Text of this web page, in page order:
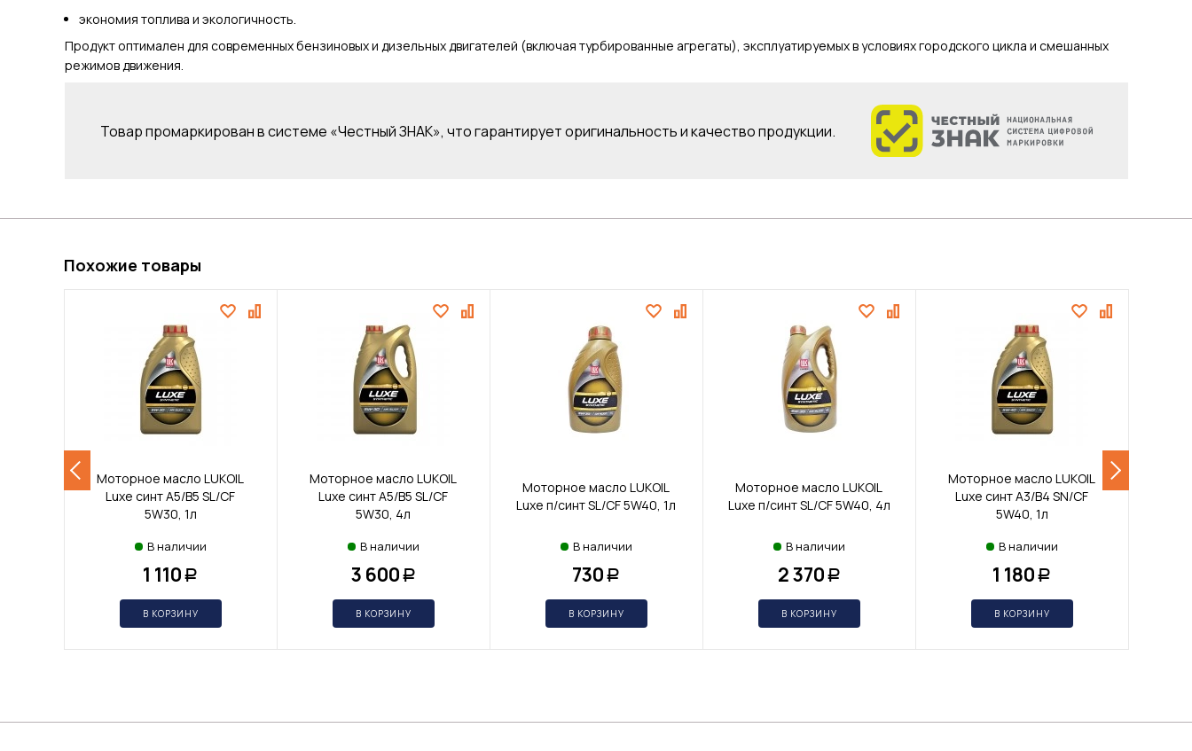
экономия топлива и экологичность.
Продукт оптимален для современных бензиновых и дизельных двигателей (включая турбированные агрегаты), эксплуатируемых в условиях городского цикла и смешанных
режимов движения.
Товар промаркирован в системе «Честный ЗНАК», что гарантирует оригинальность и качество продукции.
Похожие товары
Моторное масло LUKOIL
Luxe синт A5/B5 SL/CF
5W30, 1л
В наличии
1 110 Р
В КОРЗИНУ
Моторное масло LUKOIL
Luxe синт A5/B5 SL/CF
5W30, 4л
В наличии
3 600 Р
В КОРЗИНУ
Моторное масло LUKOIL
Luxe п/синт SL/CF 5W40, 1л
В наличии
730 Р
В КОРЗИНУ
Моторное масло LUKOIL
Luxe п/синт SL/CF 5W40, 4л
В наличии
2 370 Р
В КОРЗИНУ
Моторное масло LUKOIL
Luxe синт A3/B4 SN/CF
5W40, 1л
В наличии
1 180 Р
В КОРЗИНУ